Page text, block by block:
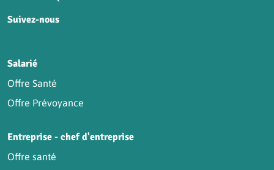
Suivez-nous
Salarié
Offre Santé
Offre Prévoyance
Entreprise - chef d'entreprise
Offre santé